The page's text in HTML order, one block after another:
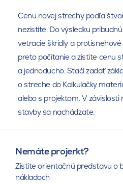
Samolepiaci pás na fólie
Odkvapový plech hliníkový
Cenu novej strechy podľa
nezistíte. Do výsledku
vetracie škridly a protisnehové
preto počítanie a zistite cenu
a jednoducho. Stačí zadať
o streche do Kalkulačky
alebo s projektom. V závislosti
stavby sa nachádzate.
Nemáte projerkt?
Zistite orientačnú predstavu o
nákladoch